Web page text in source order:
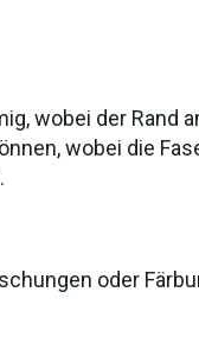
wobei der Rand
wobei die
oder